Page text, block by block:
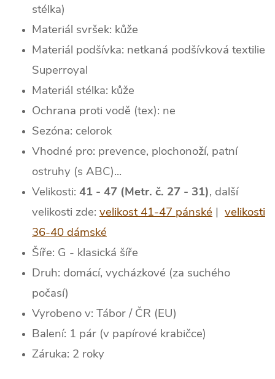
stélka)
Materiál svršek: kůže
Materiál podšívka: netkaná podšívková textilie
Superroyal
Materiál stélka: kůže
Ochrana proti vodě (tex): ne
Sezóna: celorok
Vhodné pro: prevence, plochonoží, patní
ostruhy (s ABC)...
Velikosti: 41 - 47 (Metr. č. 27 - 31), další
velikosti zde: velikost 41-47 pánské | velikosti
36-40 dámské
Šíře: G - klasická šíře
Druh: domácí, vycházkové (za suchého
počasí)
Vyrobeno v: Tábor / ČR (EU)
Balení: 1 pár (v papírové krabičce)
Záruka: 2 roky